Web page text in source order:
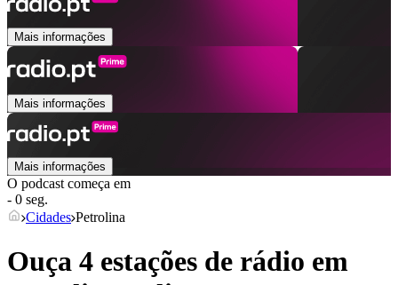
Mais informações
Mais informações
Mais informações
O podcast começa em
- 0 seg.
Cidades Petrolina
Ouça 4 estações de rádio em